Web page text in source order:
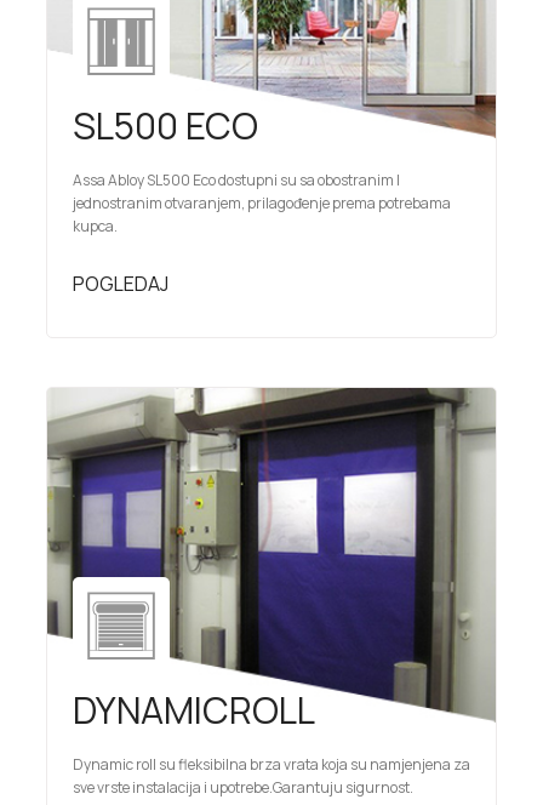
SL500 ECO
Assa Abloy SL500 Eco dostupni su sa obostranim I
jednostranim otvaranjem, prilagođenje prema potrebama
kupca.
POGLEDAJ
DYNAMICROLL
Dynamic roll su fleksibilna brza vrata koja su namjenjena za
sve vrste instalacija i upotrebe.Garantuju sigurnost.